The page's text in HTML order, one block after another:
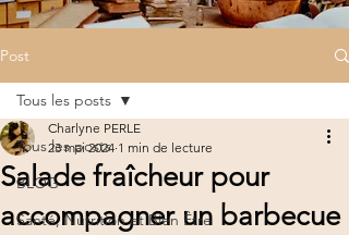
Post
Tous les posts
BLOG
Santé, Nutrition et Bien Être
Tous les posts
Salade fraîcheur pour
accompagner un barbecue
Charlyne PERLE
23 mai 2024 1 min de lecture